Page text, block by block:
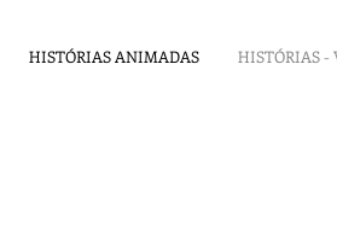
HISTÓRIAS ANIMADAS HISTÓRIAS -